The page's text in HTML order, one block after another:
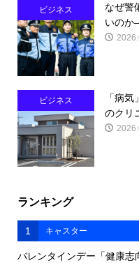
ビジネス
なぜ警
いのか
ビジネス
「病
のクリ
ランキング
1 キャスター
バレンタインデー「健康